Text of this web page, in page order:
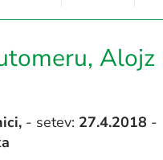
Alojz
- setev: 27.4.2018 -